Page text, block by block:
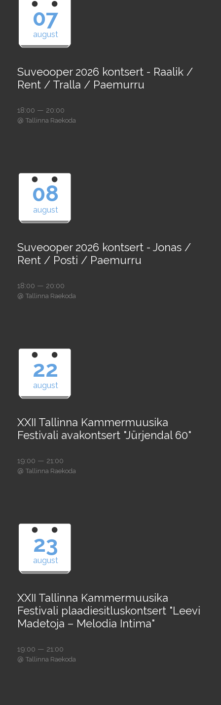
07
august
Suveooper 2026 kontsert - Raalik /
Rent / Tralla / Paemurru
18:00 — 20:00
@ Tallinna Raekoda
08
august
Suveooper 2026 kontsert - Jonas /
Rent / Posti / Paemurru
18:00 — 20:00
@ Tallinna Raekoda
22
august
XXII Tallinna Kammermuusika
Festivali avakontsert "Jürjendal 60"
19:00 — 21:00
@ Tallinna Raekoda
23
august
XXII Tallinna Kammermuusika
Festivali plaadiesitluskontsert "Leevi
Madetoja – Melodia Intima"
19:00 — 21:00
@ Tallinna Raekoda